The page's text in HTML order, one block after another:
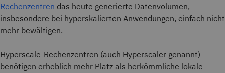
Rechenzentren das heute generierte Datenvolumen,
insbesondere bei hyperskalierten Anwendungen, einfach nicht
mehr bewältigen.
Hyperscale-Rechenzentren (auch Hyperscaler genannt)
benötigen erheblich mehr Platz als herkömmliche lokale